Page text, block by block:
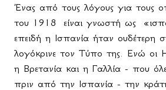
Ένας από τους λόγους για τους
του 1918
είναι γνωστή ως
επειδή η Ισπανία ήταν ουδέτερη
λογόκρινε τον Τύπο της. Ενώ οι
η Βρετανία και η Γαλλία - που
πριν από την Ισπανία - την